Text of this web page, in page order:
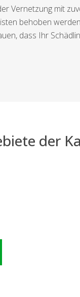
Vernetzung mit
behoben
dass Ihr
der